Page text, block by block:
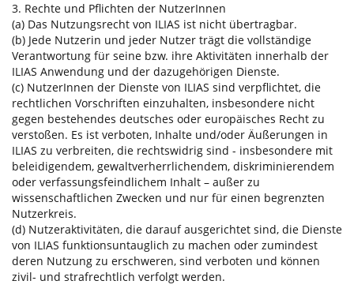
3. Rechte und Pflichten der NutzerInnen
(a) Das Nutzungsrecht von ILIAS ist nicht übertragbar.
(b) Jede Nutzerin und jeder Nutzer trägt die vollständige
Verantwortung für seine bzw. ihre Aktivitäten innerhalb der
ILIAS Anwendung und der dazugehörigen Dienste.
(c) NutzerInnen der Dienste von ILIAS sind verpflichtet, die
rechtlichen Vorschriften einzuhalten, insbesondere nicht
gegen bestehendes deutsches oder europäisches Recht zu
verstoßen. Es ist verboten, Inhalte und/oder Äußerungen in
ILIAS zu verbreiten, die rechtswidrig sind - insbesondere mit
beleidigendem, gewaltverherrlichendem, diskriminierendem
oder verfassungsfeindlichem Inhalt – außer zu
wissenschaftlichen Zwecken und nur für einen begrenzten
Nutzerkreis.
(d) Nutzeraktivitäten, die darauf ausgerichtet sind, die Dienste
von ILIAS funktionsuntauglich zu machen oder zumindest
deren Nutzung zu erschweren, sind verboten und können
zivil- und strafrechtlich verfolgt werden.